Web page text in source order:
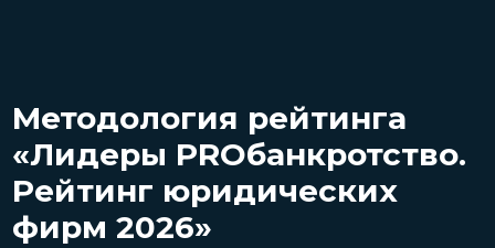
Методология рейтинга
«Лидеры PROбанкротство.
Рейтинг юридических
фирм 2026»